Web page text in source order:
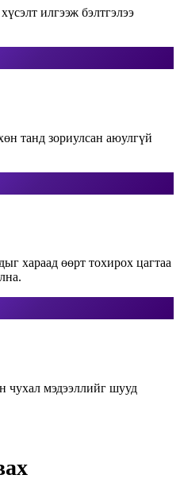
илгээж бэлтгэлээ
танд зориулсан аюулгүй
хараад өөрт тохирох цагтаа
чухал мэдээллийг шууд